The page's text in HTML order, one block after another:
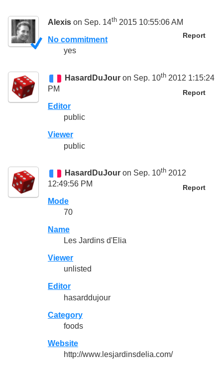
Alexis on Sep. 14th 2015 10:55:06 AM
Report
No commitment
yes
HasardDuJour on Sep. 10th 2012 1:15:24
PM
Report
Editor
public
Viewer
public
HasardDuJour on Sep. 10th 2012
12:49:56 PM
Report
Mode
70
Name
Les Jardins d'Elia
Viewer
unlisted
Editor
hasarddujour
Category
foods
Website
http://www.lesjardinsdelia.com/